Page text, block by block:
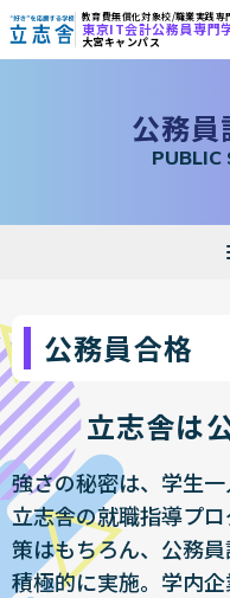
"好き"を応援する学校 立
教育費無償化対象校/職業実践専
東京IT会計公務員専門
大宮キャンパス
公務員
PUBLIC
公務員合格
立志舎は
強さの秘密は、学生一
立志舎の就職指導プ
策はもちろん、公務
積極的に実施。学内